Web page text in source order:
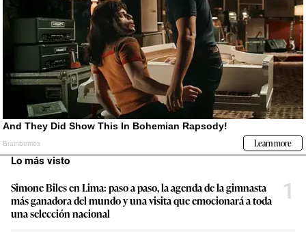
Lo más visto
Simone Biles en Lima: paso a paso, la agenda de la gimnasta
más ganadora del mundo y una visita que emocionará a toda
una selección nacional
1